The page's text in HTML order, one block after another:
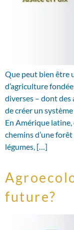
Que peut bien être
d’agriculture
diverses – dont des
de créer un
En Amérique
chemins d’une
légumes, […]
future?